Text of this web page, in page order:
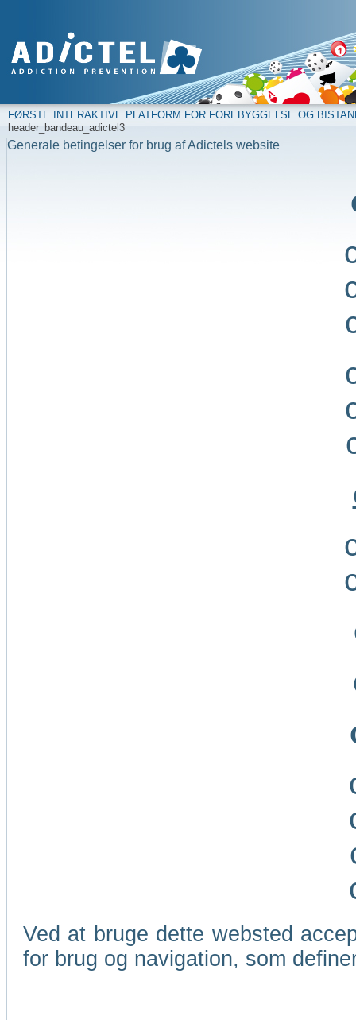
FØRSTE INTERAKTIVE PLATFORM FOR FOREBYGGELSE OG
header_bandeau_adictel3
Generale betingelser for brug af Adictels website
Ved at bruge dette websted
for brug og navigation, som